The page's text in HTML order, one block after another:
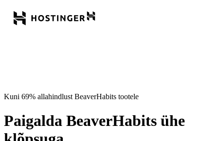
Kuni 69% allahindlust BeaverHabits tootele
Paigalda BeaverHabits ühe